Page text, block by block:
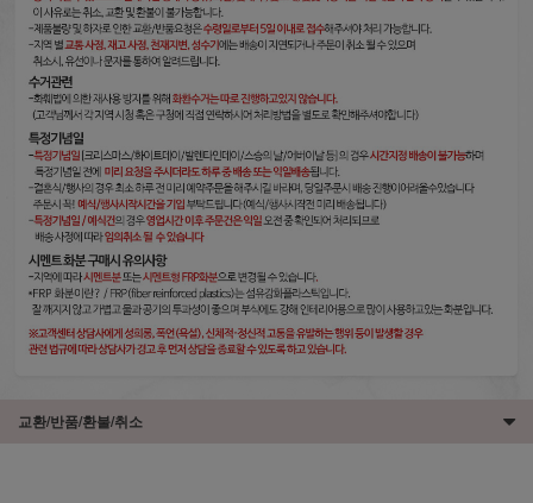
교환/반품/환불/취소